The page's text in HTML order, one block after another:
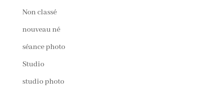
Non classé
nouveau né
séance photo
Studio
studio photo